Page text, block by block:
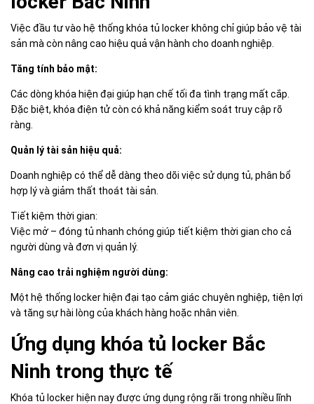
Việc đầu tư vào hệ thống khóa tủ locker không chỉ giúp bảo vệ tài
sản mà còn nâng cao hiệu quả vận hành cho doanh nghiệp.
Tăng tính bảo mật:
Các dòng khóa hiện đại giúp hạn chế tối đa tình trạng mất cắp.
Đặc biệt, khóa điện tử còn có khả năng kiểm soát truy cập rõ
ràng.
Quản lý tài sản hiệu quả:
Doanh nghiệp có thể dễ dàng theo dõi việc sử dụng tủ, phân bổ
hợp lý và giảm thất thoát tài sản.
Tiết kiệm thời gian:
Việc mở – đóng tủ nhanh chóng giúp tiết kiệm thời gian cho cả
người dùng và đơn vị quản lý.
Nâng cao trải nghiệm người dùng:
Một hệ thống locker hiện đại tạo cảm giác chuyên nghiệp, tiện lợi
và tăng sự hài lòng của khách hàng hoặc nhân viên.
Ứng dụng khóa tủ locker Bắc
Ninh trong thực tế
Khóa tủ locker hiện nay được ứng dụng rộng rãi trong nhiều lĩnh